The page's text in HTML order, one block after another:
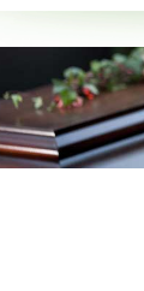
Her hos os får du altid en
Billig Rustvogn
vi hjælper i alle faser af